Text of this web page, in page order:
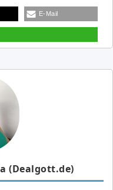
E-Mail
(Dealgott.de)